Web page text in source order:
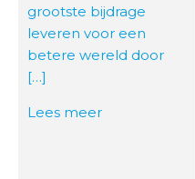
grootste bijdrage
leveren voor een
betere wereld door
[…]
Lees meer